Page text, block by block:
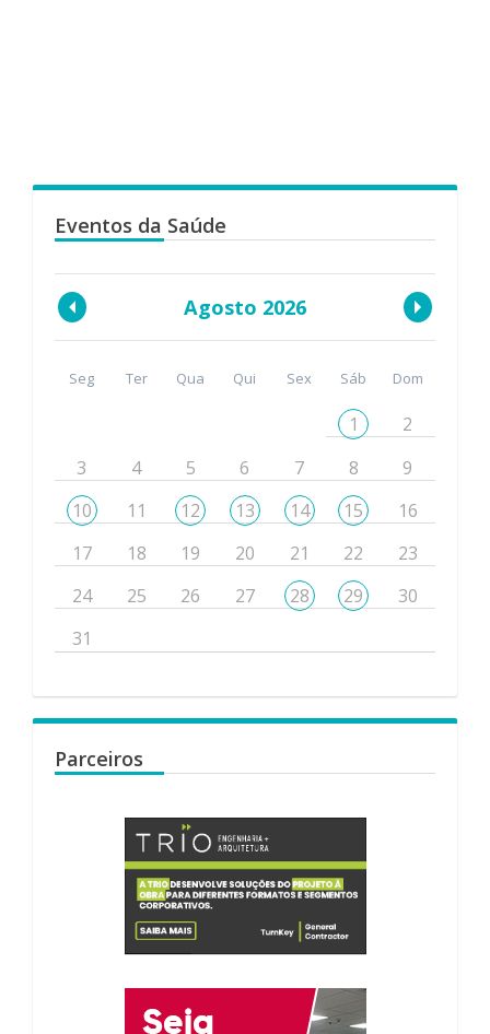
Eventos da Saúde
Agosto 2026
Seg Ter Qua Qui Sex Sáb Dom
1
2
3
4 5 6 7 8
9
10
11 12 13 14 15
16
17
18 19 20 21 22
23
24
25 26 27 28 29
30
31
Parceiros